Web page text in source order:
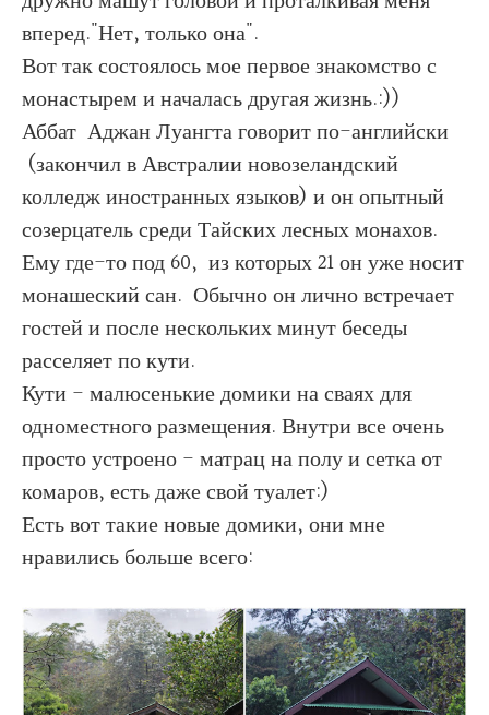
вперед."Нет, только она".
Вот так состоялось мое первое знакомство с
монастырем и началась другая жизнь.:))
Аббат Аджан Луангта говорит по-английски
(закончил в Австралии новозеландский
колледж иностранных языков) и он опытный
созерцатель среди Тайских лесных монахов.
Ему где-то под 60, из которых 21 он уже носит
монашеский сан. Обычно он лично встречает
гостей и после нескольких минут беседы
расселяет по кути.
Кути - малюсенькие домики на сваях для
одноместного размещения. Внутри все очень
просто устроено - матрац на полу и сетка от
комаров, есть даже свой туалет:)
Есть вот такие новые домики, они мне
нравились больше всего: